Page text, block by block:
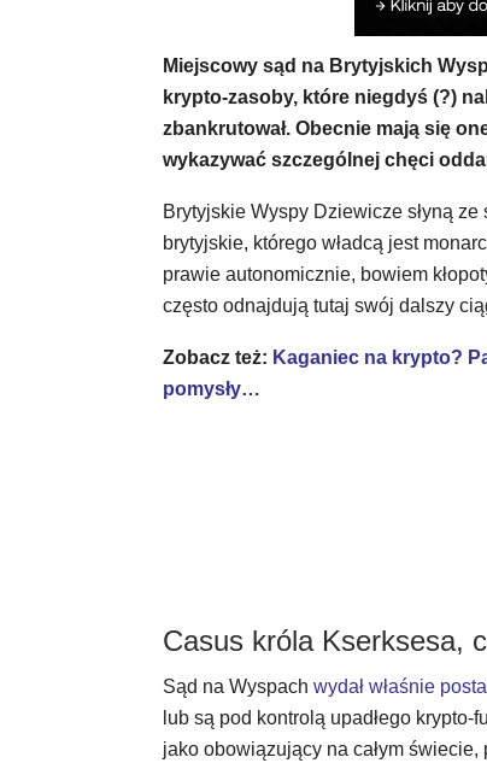
Miejscowy sąd na Brytyjskich
krypto-zasoby, które niegdyś (?)
zbankrutował. Obecnie mają się
wykazywać szczególnej chęci
Brytyjskie Wyspy Dziewicze słyną
brytyjskie, którego władcą jest
prawie autonomicznie, bowiem
często odnajdują tutaj swój dalszy
Zobacz też: Kaganiec na krypto?
pomysły…
Casus króla Kserksesa,
Sąd na Wyspach wydał właśnie
lub są pod kontrolą upadłego
jako obowiązujący na całym